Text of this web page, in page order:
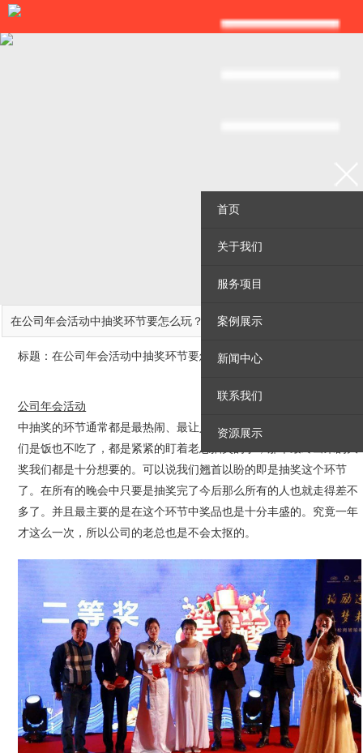
首页
关于我们
服务项目
案例展示
新闻中心
联系我们
资源展示
在公司年会活动中抽奖环节要怎么玩？
标题：在公司年会活动中抽奖环节要怎么玩？
公司年会活动
中抽奖的环节通常都是最热闹、最让人期待的时分，在这个时分员工
们是饭也不吃了，都是紧紧的盯着老总抽奖的手，那个最终出来的大
奖我们都是十分想要的。可以说我们翘首以盼的即是抽奖这个环节
了。在所有的晚会中只要是抽奖完了今后那么所有的人也就走得差不
多了。并且最主要的是在这个环节中奖品也是十分丰盛的。究竟一年
才这么一次，所以公司的老总也是不会太抠的。